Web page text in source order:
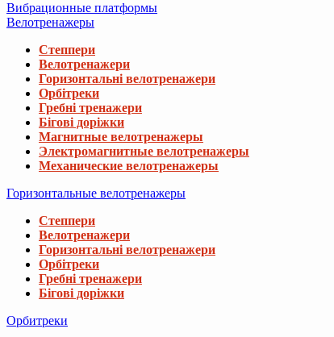
Вибрационные платформы
Велотренажеры
Степпери
Велотренажери
Горизонтальні велотренажери
Орбітреки
Гребні тренажери
Бігові доріжки
Магнитные велотренажеры
Электромагнитные велотренажеры
Механические велотренажеры
Горизонтальные велотренажеры
Степпери
Велотренажери
Горизонтальні велотренажери
Орбітреки
Гребні тренажери
Бігові доріжки
Орбитреки